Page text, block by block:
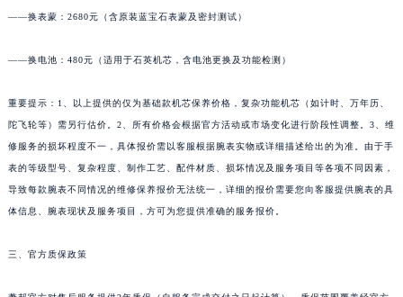
——换表蒙：2680元（含原装蓝宝石表蒙及密封测试）
——换电池：480元（适用于石英机芯，含电池更换及功能检测）
重要提示：1、以上提供的仅为基础款机芯保养价格，复杂功能机芯（如计时、万年历、
陀飞轮等）需另行估价。2、所有价格会根据官方活动或市场变化进行阶段性调整。3、维
修服务的损坏程度不一，具体报价需以客服根据腕表实物或详细描述给出的为准。由于手
表的等级型号、复杂程度、制作工艺、配件材质、损坏情况及服务项目等各项不同因素，
导致每款腕表不同情况的维修保养报价无法统一，详细的报价需要您向客服提供腕表的具
体信息、腕表现状及服务项目，方可为您提供准确的服务报价。
三、官方质保政策